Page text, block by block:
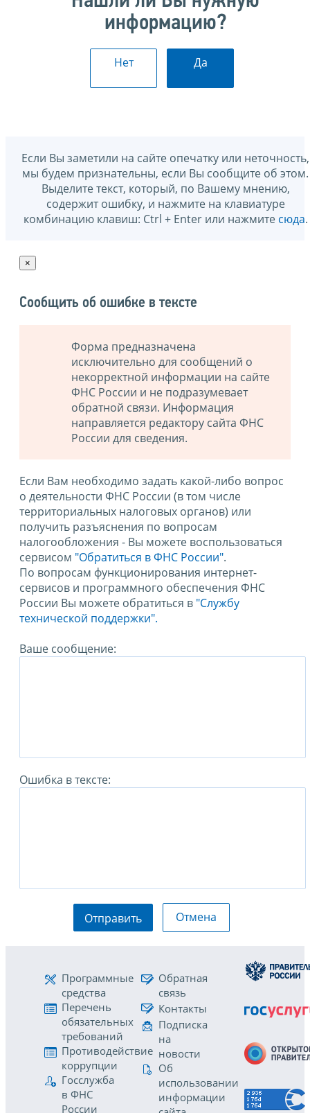
информацию?
Нет Да
Если Вы заметили на сайте опечатку или неточность,
мы будем признательны, если Вы сообщите об этом.
Выделите текст, который, по Вашему мнению,
содержит ошибку, и нажмите на клавиатуре
комбинацию клавиш: Ctrl + Enter или нажмите сюда.
×
Сообщить об ошибке в тексте
Форма предназначена
исключительно для сообщений о
некорректной информации на сайте
ФНС России и не подразумевает
обратной связи. Информация
направляется редактору сайта ФНС
России для сведения.
Если Вам необходимо задать какой-либо вопрос
о деятельности ФНС России (в том числе
территориальных налоговых органов) или
получить разъяснения по вопросам
налогообложения - Вы можете воспользоваться
сервисом "Обратиться в ФНС России".
По вопросам функционирования интернет-
сервисов и программного обеспечения ФНС
России Вы можете обратиться в "Службу
технической поддержки".
Ваше сообщение:
Ошибка в тексте:
Отправить Отмена
Программные
средства
Перечень
обязательных
требований
Противодействие
коррупции
Госслужба
в ФНС
России
Обратная
связь
Контакты
Подписка
на
новости
Об
использовании
информации